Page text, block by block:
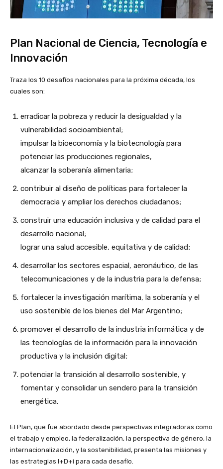
Plan Nacional de Ciencia, Tecnología e
Innovación
Traza los 10 desafíos nacionales para la próxima década, los
cuales son:
erradicar la pobreza y reducir la desigualdad y la
vulnerabilidad socioambiental;
impulsar la bioeconomía y la biotecnología para
potenciar las producciones regionales,
alcanzar la soberanía alimentaria;
contribuir al diseño de políticas para fortalecer la
democracia y ampliar los derechos ciudadanos;
construir una educación inclusiva y de calidad para el
desarrollo nacional;
lograr una salud accesible, equitativa y de calidad;
desarrollar los sectores espacial, aeronáutico, de las
telecomunicaciones y de la industria para la defensa;
fortalecer la investigación marítima, la soberanía y el
uso sostenible de los bienes del Mar Argentino;
promover el desarrollo de la industria informática y de
las tecnologías de la información para la innovación
productiva y la inclusión digital;
potenciar la transición al desarrollo sostenible, y
fomentar y consolidar un sendero para la transición
energética.
El Plan, que fue abordado desde perspectivas integradoras como
el trabajo y empleo, la federalización, la perspectiva de género, la
internacionalización, y la sostenibilidad, presenta las misiones y
las estrategias I+D+i para cada desafío.